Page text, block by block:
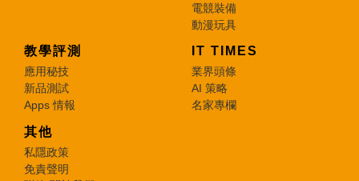
電競裝備
動漫玩具
教學評測
應用秘技
新品測試
Apps 情報
IT TIMES
業界頭條
AI 策略
名家專欄
其他
私隱政策
免責聲明